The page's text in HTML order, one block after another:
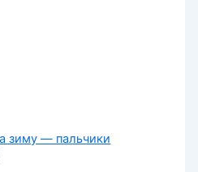
зиму — пальчики